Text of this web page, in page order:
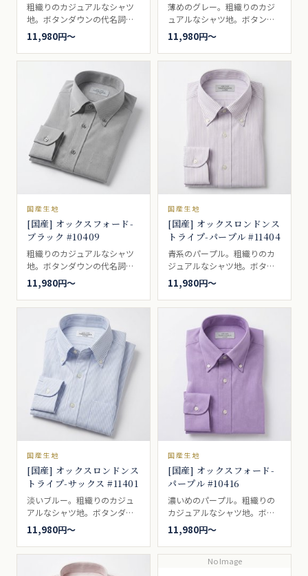
粗織りのカジュアルなシャツ
地。ボタンダウンの代名詞的
シャツ生地。一般的なベージ
ュ。ブレザーやジャケットに
よく合い、ボタンダウンとの
相性は最適で、アイビールッ
クなどでは代名詞的な存在。
カジュアルシャツ向き。
11,980円〜
薄めのグレー。粗織りのカジ
ュアルなシャツ地。ボタンダ
ウンの代名詞的シャツ生地。
ブレザーやジャケットによく
合い、ボタンダウンとの相性
は最適で、アイビールックな
どでは代名詞的な存在。カジ
ュアルシャツ向き。
11,980円〜
国産生地
[国産] オックスフォード-
ブラック #10409
粗織りのカジュアルなシャツ
地。ボタンダウンの代名詞的
シャツ生地。少しグリーンか
かったブラック。ブレザーや
ジャケットによく合い、ボタ
ンダウンとの相性は最適で、
アイビールックなどでは代名
詞的な存在。カジュアルシャ
ツ向き。
11,980円〜
国産生地
[国産] オックスロンドンス
トライプ-パープル #11404
青系のパープル。粗織りのカ
ジュアルなシャツ地。ボタン
ダウンの代名詞的シャツ生
地。ビジネスシャツ向き。
11,980円〜
国産生地
[国産] オックスロンドンス
トライプ-サックス #11401
淡いブルー。粗織りのカジュ
アルなシャツ地。ボタンダウ
ンの代名詞的シャツ生地。ビ
ジネスシャツ向き。
11,980円〜
国産生地
[国産] オックスフォード-
パープル #10416
濃いめのパープル。粗織りの
カジュアルなシャツ地。ボタ
ンダウンの代名詞的シャツ生
地。ブレザーやジャケットに
よく合い、ボタンダウンとの
相性は最適で、アイビールッ
11,980円〜
No Image